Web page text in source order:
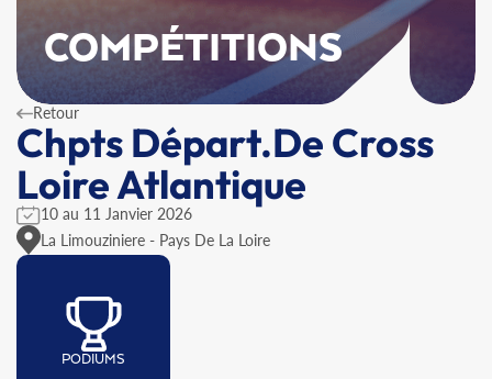
COMPÉTITIONS
Retour
Chpts Départ.De Cross
Loire Atlantique
10 au 11 Janvier 2026
La Limouziniere - Pays De La Loire
PODIUMS